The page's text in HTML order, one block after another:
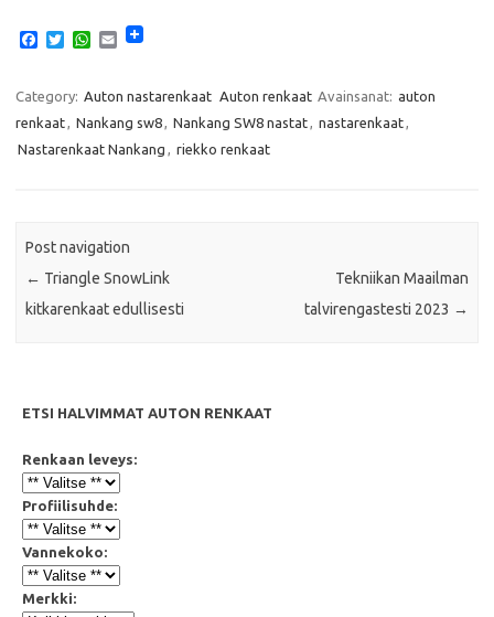
e
b
o
o
T
t
t
e
r
W
t
A
p
E
i
Category: Auton nastarenkaat Auton renkaat Avainsanat: auton
renkaat
Nankang sw8 Nankang SW8 nastat nastarenkaat
Nastarenkaat Nankang
riekko renkaat
Post navigation
← Triangle SnowLink
kitkarenkaat edullisesti
Tekniikan Maailman
talvirengastesti 2023 →
ETSI HALVIMMAT AUTON RENKAAT
Renkaan leveys:
Profiilisuhde:
Vannekoko:
Merkki: